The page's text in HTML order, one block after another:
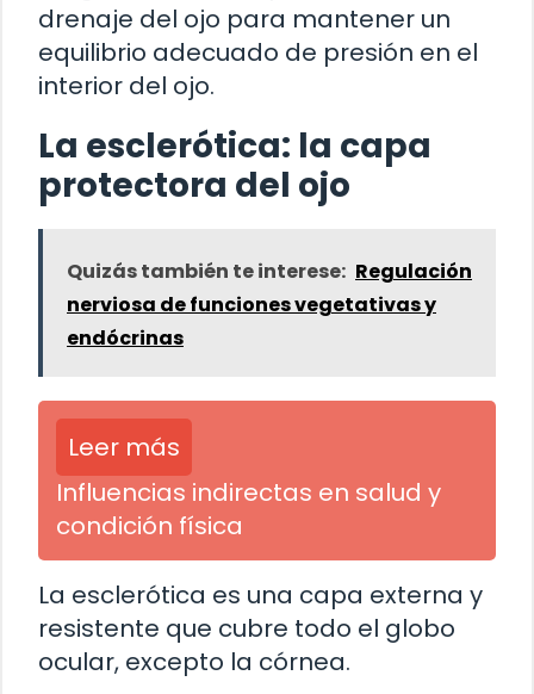
drenaje del ojo para mantener un
equilibrio adecuado de presión en el
interior del ojo.
La esclerótica: la capa
protectora del ojo
Quizás también te interese: Regulación
nerviosa de funciones vegetativas y
endócrinas
Leer más
Influencias indirectas en salud y
condición física
La esclerótica es una capa externa y
resistente que cubre todo el globo
ocular, excepto la córnea.